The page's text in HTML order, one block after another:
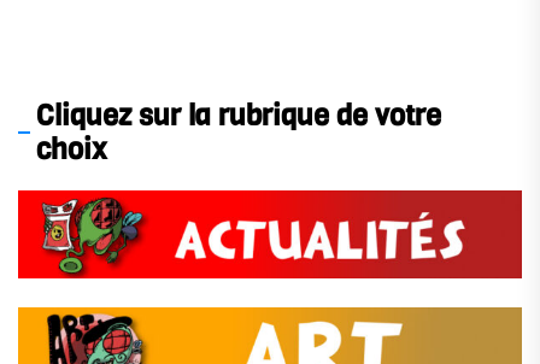
Cliquez sur la rubrique de votre
choix